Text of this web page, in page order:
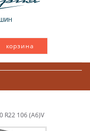
корзина
R22 106 (A6)V